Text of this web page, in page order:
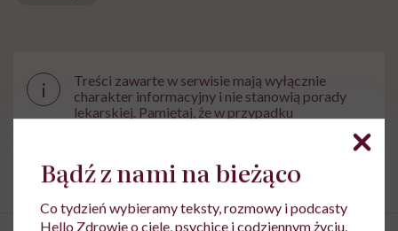
i
Treści zawarte w serwisie mają wyłącznie
charakter informacyjny i nie stanowią porady
lekarskiej. Pamiętaj, że w przypadku
Bądź z nami na bieżąco
Co tydzień wybieramy teksty, rozmowy i podcasty
Hello Zdrowie o ciele, psychice i codziennym życiu.